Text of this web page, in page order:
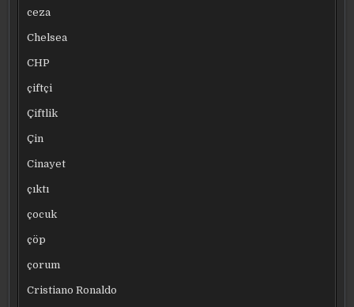
ceza
Chelsea
CHP
çiftçi
Çiftlik
Çin
Cinayet
çıktı
çocuk
çöp
çorum
Cristiano Ronaldo